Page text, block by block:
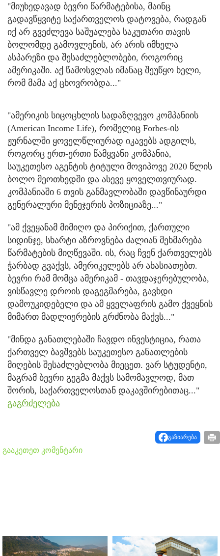
"მიუხედავად ბევრი წარმატებისა, მაინც
გადავწყვიტე საქართველოს დატოვება, რადგან
იქ არ გვეძლევა საშუალება საკუთარი თავის
ბოლომდე გამოვლენის, არ არის იმხელა
ასპარეზი და შესაძლებლობები, როგორიც
ამერიკაში. აქ წამოსვლას იმანაც შეუწყო ხელი,
რომ მამა აქ ცხოვრობდა..."
"ამერიკის სიცოცხლის სადაზღვევო კომპანიის
(American Income Life), რომელიც Forbes-ის
ჟურნალში ყოველწლიურად იკავებს ადგილს,
როგორც ერთ-ერთი წამყვანი კომპანია,
საუკეთესო აგენტის ტიტული მოვიპოვე 2020 წლის
ბოლო მეოთხედში და ასევე ყოველთვიურად.
კომპანიაში 6 თვის განმავლობაში დავწინაურდი
გენერალური მენეჯერის პოზიციაზე..."
"ამ ქვეყანამ მიმიღო და პირიქით, ქართული
სიდინჯე, სხარტი აზროვნება ძალიან მეხმარება
წარმატების მიღწევაში. ის, რაც ჩვენ ქართველებს
ჭარბად გვაქვს, ამერიკელებს არ ახასიათებთ.
ბევრი რამ მომცა ამერიკამ - თავდაჯერებულობა,
ვისწავლე დროის დაგეგმარება, გავხდი
დამოუკიდებელი და ამ ყველაფრის გამო ქვეყნის
მიმართ მადლიერების გრძნობა მაქვს..."
"მინდა განათლებაში ჩავდო ინვესტიცია, რათა
ქართველ ბავშვებს საუკეთესო განათლების
მიღების შესაძლებლობა მიეცეთ. ვარ სტუდენტი,
მაგრამ ბევრი გეგმა მაქვს სამომავლოდ, მათ
შორის, საქართველოსთან დაკავშირებითაც..."
გაგრძელება
გაზიარება
გააკეთეთ კომენტარი